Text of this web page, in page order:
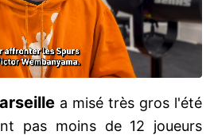
a misé très gros l'été
pas moins de 12 joueurs